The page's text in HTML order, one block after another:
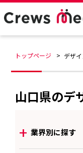
トップページ デザ
山口県のデ
+ 業界別に探す